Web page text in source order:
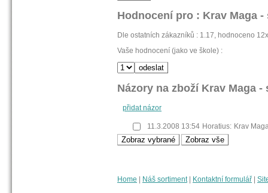
Hodnocení pro : Krav Maga
Dle ostatních zákazníků : 1.17, hodnoceno 12x
Vaše hodnocení (jako ve škole) :
Názory na zboží Krav Maga
přidat názor
11.3.2008 13:54 Horatius: Krav
Home | Náš sortiment | Kontaktní formulář |